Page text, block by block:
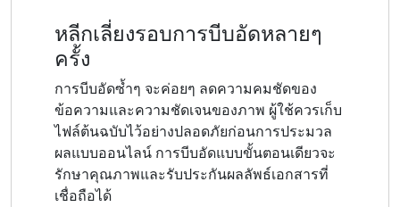
หลีกเลี่ยงรอบการบีบอัดหลายๆ
ครั้ง
การบีบอัดซ้ำๆ จะค่อยๆ ลดความคมชัดของ
ข้อความและความชัดเจนของภาพ ผู้ใช้ควรเก็บ
ไฟล์ต้นฉบับไว้อย่างปลอดภัยก่อนการประมวล
ผลแบบออนไลน์ การบีบอัดแบบขั้นตอนเดียวจะ
รักษาคุณภาพและรับประกันผลลัพธ์เอกสารที่
เชื่อถือได้